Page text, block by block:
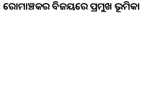
ବିଜୟରେ ପ୍ରମୁଖ ଭୂମିକା